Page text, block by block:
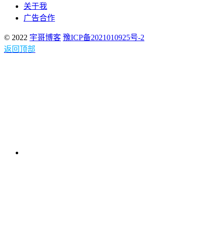
关于我
广告合作
© 2022 宇哥博客 豫ICP备2021010925号-2
返回顶部